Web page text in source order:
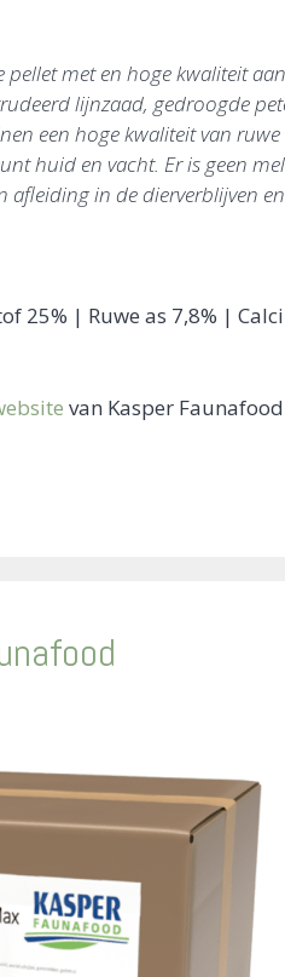
met en hoge kwaliteit
lijnzaad, gedroogde
een hoge kwaliteit van
huid en vacht. Er is geen
afleiding in de dierverblijven
25% | Ruwe as 7,8% |
van Kasper Faunafood